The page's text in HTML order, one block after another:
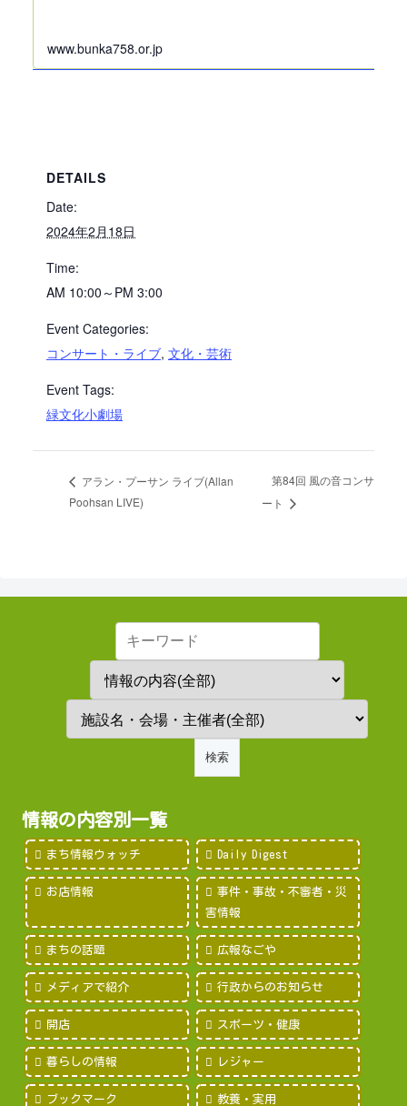
www.bunka758.or.jp
DETAILS
Date:
2024年2月18日
Time:
AM 10:00～PM 3:00
Event Categories:
コンサート・ライブ, 文化・芸術
Event Tags:
緑文化小劇場
アラン・プーサン ライブ(Allan
Poohsan LIVE)
第84回 風の音コンサ
ート
情報の内容別一覧
まち情報ウォッチ Daily Digest
お店情報
事件・事故・不審者・災
害情報
まちの話題 広報なごや
メディアで紹介 行政からのお知らせ
開店 スポーツ・健康
暮らしの情報 レジャー
ブックマーク 教養・実用